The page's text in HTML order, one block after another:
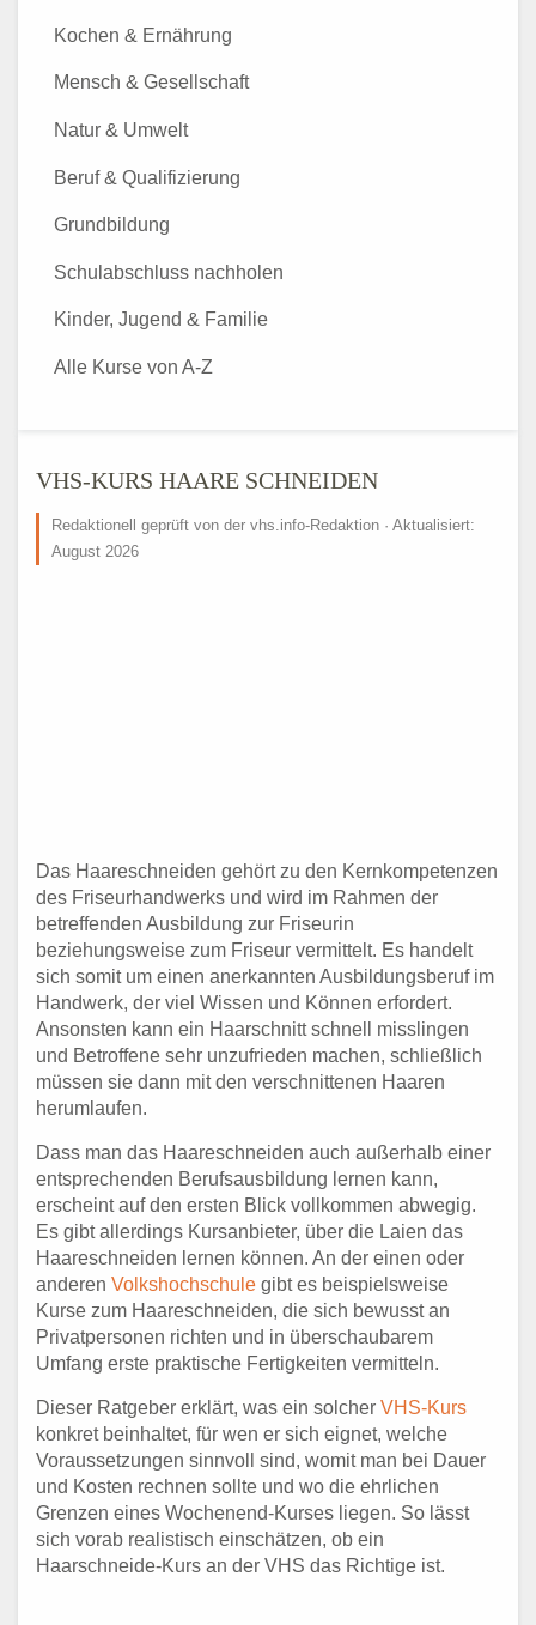
VHS-KURS HAARE SCHNEIDEN
Redaktionell geprüft von der vhs.info-Redaktion · Aktualisiert:
August 2026
Das Haareschneiden gehört zu den Kernkompetenzen
des Friseurhandwerks und wird im Rahmen der
betreffenden Ausbildung zur Friseurin
beziehungsweise zum Friseur vermittelt. Es handelt
sich somit um einen anerkannten Ausbildungsberuf im
Handwerk, der viel Wissen und Können erfordert.
Ansonsten kann ein Haarschnitt schnell misslingen
und Betroffene sehr unzufrieden machen, schließlich
müssen sie dann mit den verschnittenen Haaren
herumlaufen.
Dass man das Haareschneiden auch außerhalb einer
entsprechenden Berufsausbildung lernen kann,
erscheint auf den ersten Blick vollkommen abwegig.
Es gibt allerdings Kursanbieter, über die Laien das
Haareschneiden lernen können. An der einen oder
anderen Volkshochschule gibt es beispielsweise
Kurse zum Haareschneiden, die sich bewusst an
Privatpersonen richten und in überschaubarem
Umfang erste praktische Fertigkeiten vermitteln.
Dieser Ratgeber erklärt, was ein solcher VHS-Kurs
konkret beinhaltet, für wen er sich eignet, welche
Voraussetzungen sinnvoll sind, womit man bei Dauer
und Kosten rechnen sollte und wo die ehrlichen
Grenzen eines Wochenend-Kurses liegen. So lässt
sich vorab realistisch einschätzen, ob ein
Haarschneide-Kurs an der VHS das Richtige ist.
Kochen & Ernährung
Mensch & Gesellschaft
Natur & Umwelt
Beruf & Qualifizierung
Grundbildung
Schulabschluss nachholen
Kinder, Jugend & Familie
Alle Kurse von A-Z